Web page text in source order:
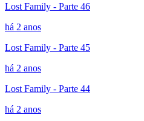
Lost Family - Parte 46
há 2 anos
Lost Family - Parte 45
há 2 anos
Lost Family - Parte 44
há 2 anos